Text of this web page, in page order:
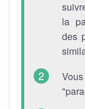
la
des